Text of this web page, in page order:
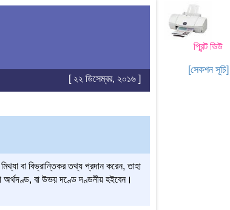
প্রিন্ট ভিউ
[সেকশন সূচি]
[ ২২ ডিসেম্বর, ২০১৬ ]
বা বিভ্রান্তিকর তথ্য প্রদান করেন, তাহা
বা উভয় দণ্ডে দণ্ডনীয় হইবেন।